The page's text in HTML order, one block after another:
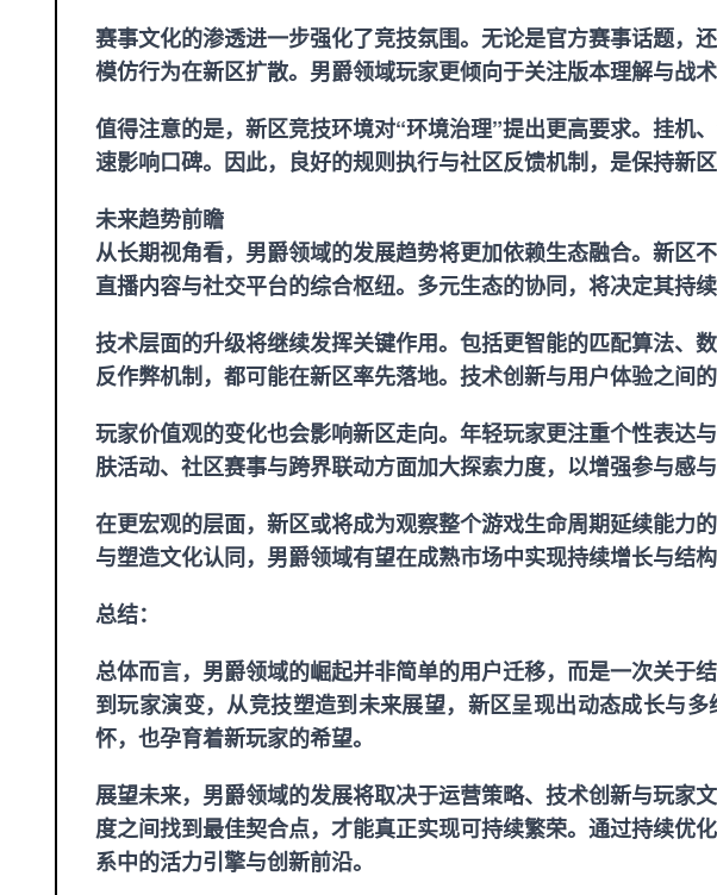
赛事文化的渗透进一步强化了竞技氛围。无论是官方赛事话题，
模仿行为在新区扩散。男爵领域玩家更倾向于关注版本理解与战
值得注意的是，新区竞技环境对“环境治理”提出更高要求。挂机
速影响口碑。因此，良好的规则执行与社区反馈机制，是保持新区
未来趋势前瞻
从长期视角看，男爵领域的发展趋势将更加依赖生态融合。新区
直播内容与社交平台的综合枢纽。多元生态的协同，将决定其持续
技术层面的升级将继续发挥关键作用。包括更智能的匹配算法、
反作弊机制，都可能在新区率先落地。技术创新与用户体验之间
玩家价值观的变化也会影响新区走向。年轻玩家更注重个性表达
肤活动、社区赛事与跨界联动方面加大探索力度，以增强参与感与
在更宏观的层面，新区或将成为观察整个游戏生命周期延续能力
与塑造文化认同，男爵领域有望在成熟市场中实现持续增长与结构
总结：
总体而言，男爵领域的崛起并非简单的用户迁移，而是一次关于
到玩家演变，从竞技塑造到未来展望，新区呈现出动态成长与
怀，也孕育着新玩家的希望。
展望未来，男爵领域的发展将取决于运营策略、技术创新与玩家
度之间找到最佳契合点，才能真正实现可持续繁荣。通过持续优
系中的活力引擎与创新前沿。